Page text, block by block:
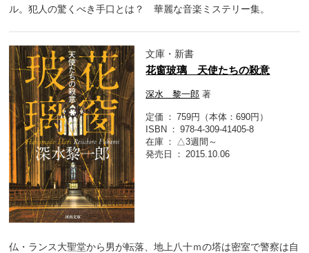
ル。犯人の驚くべき手口とは？ 華麗な音楽ミステリー集。
文庫・新書
花窗玻璃 天使たちの殺意
深水 黎一郎 著
定価
759円（本体：690円）
ISBN
978-4-309-41405-8
在庫
△3週間～
発売日
2015.10.06
仏・ランス大聖堂から男が転落、地上八十ｍの塔は密室で警察は自